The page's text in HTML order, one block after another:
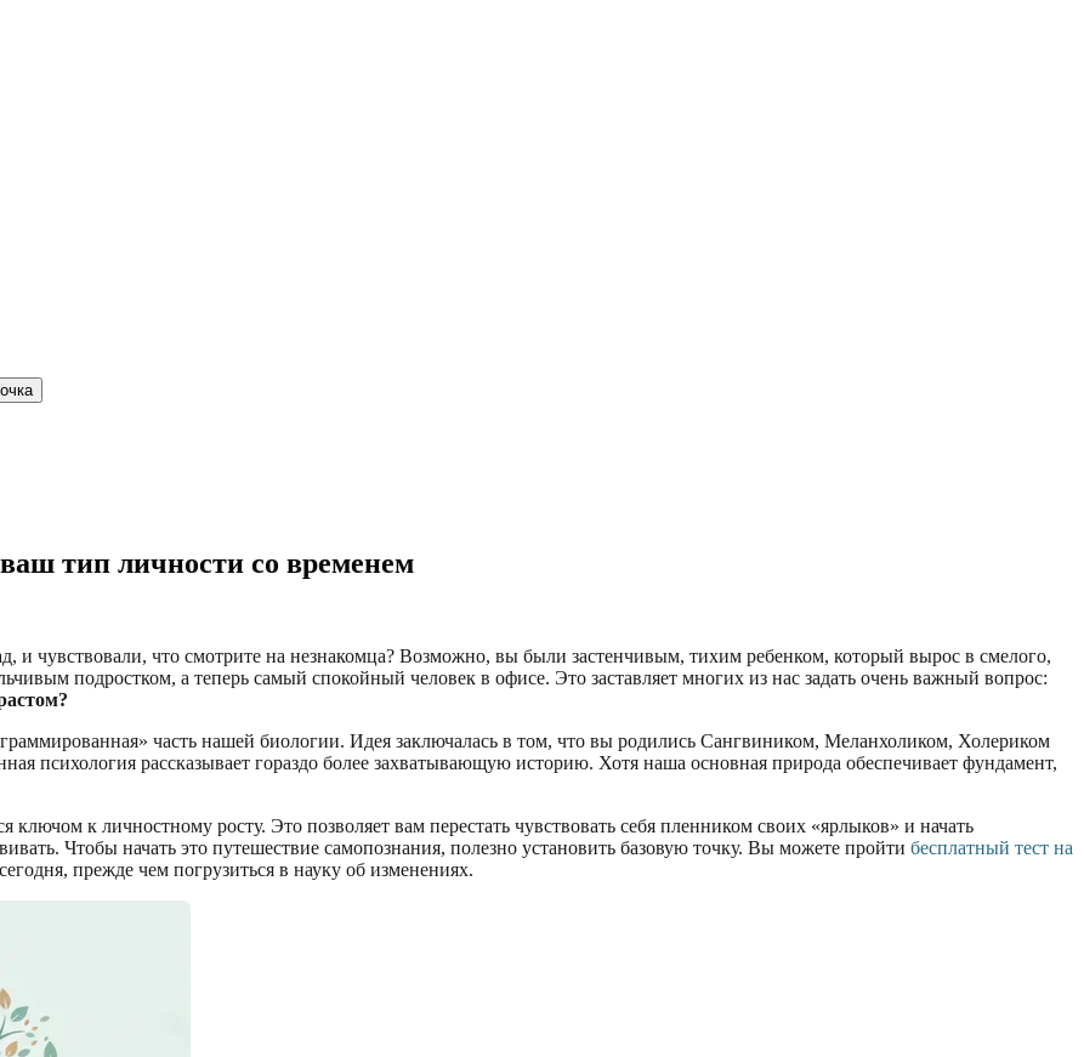
тип личности со временем
и чувствовали, что смотрите на незнакомца? Возможно, вы были застенчивым, тихим ребенком, который вырос в смелого,
подростком, а теперь самый спокойный человек в офисе. Это заставляет многих из нас задать очень важный вопрос:
часть нашей биологии. Идея заключалась в том, что вы родились Сангвиником, Меланхоликом, Холериком
психология рассказывает гораздо более захватывающую историю. Хотя наша основная природа обеспечивает фундамент,
к личностному росту. Это позволяет вам перестать чувствовать себя пленником своих «ярлыков» и начать
Чтобы начать это путешествие самопознания, полезно установить базовую точку. Вы можете пройти бесплатный тест на
прежде чем погрузиться в науку об изменениях.